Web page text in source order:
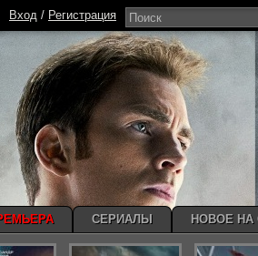
Вход / Регистрация
СЕРИАЛЫ НОВОЕ НА